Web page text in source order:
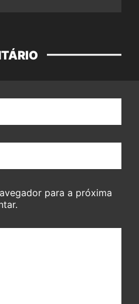
para a próxima